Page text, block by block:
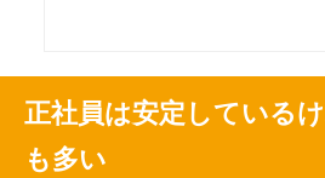
正社員は安定している
も多い